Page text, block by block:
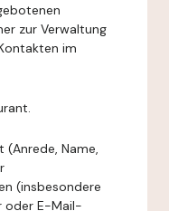
zur Verwaltung
im
(Anrede, Name,
(insbesondere
oder E-Mail-